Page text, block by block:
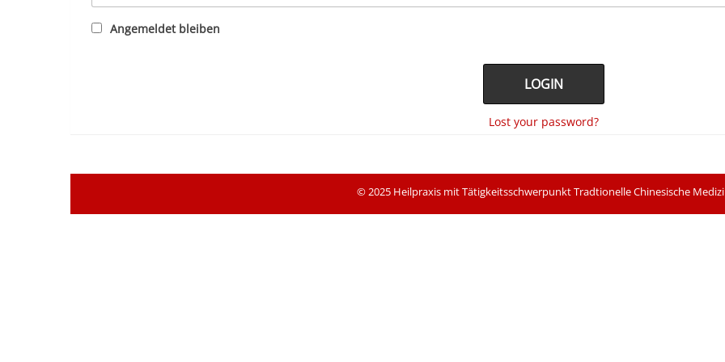
Angemeldet bleiben
Lost your password?
© 2025 Heilpraxis mit Tätigkeitsschwerpunkt Tradtionelle Chinesische